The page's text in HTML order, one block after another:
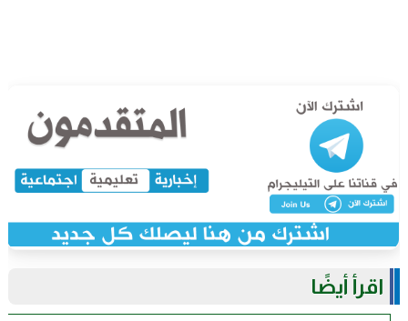
اقرأ أيضًا